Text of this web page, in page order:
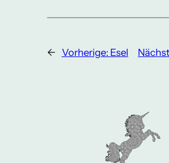
← Vorherige: Esel